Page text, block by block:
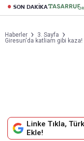
SON DAKİKA
Haberler
3. Sayfa
Giresun'da katliam gibi kaza!
Linke Tıkla,
Ekle!